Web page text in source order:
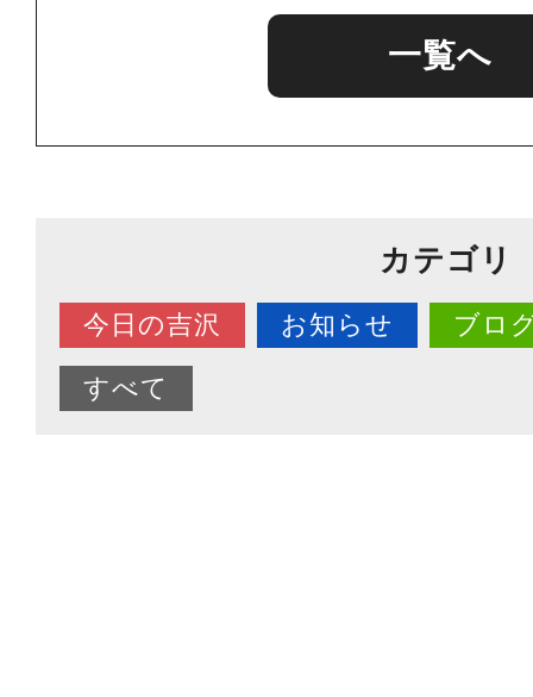
一覧へ
カテゴリ
今日の吉沢 お知らせ ブロ
すべて